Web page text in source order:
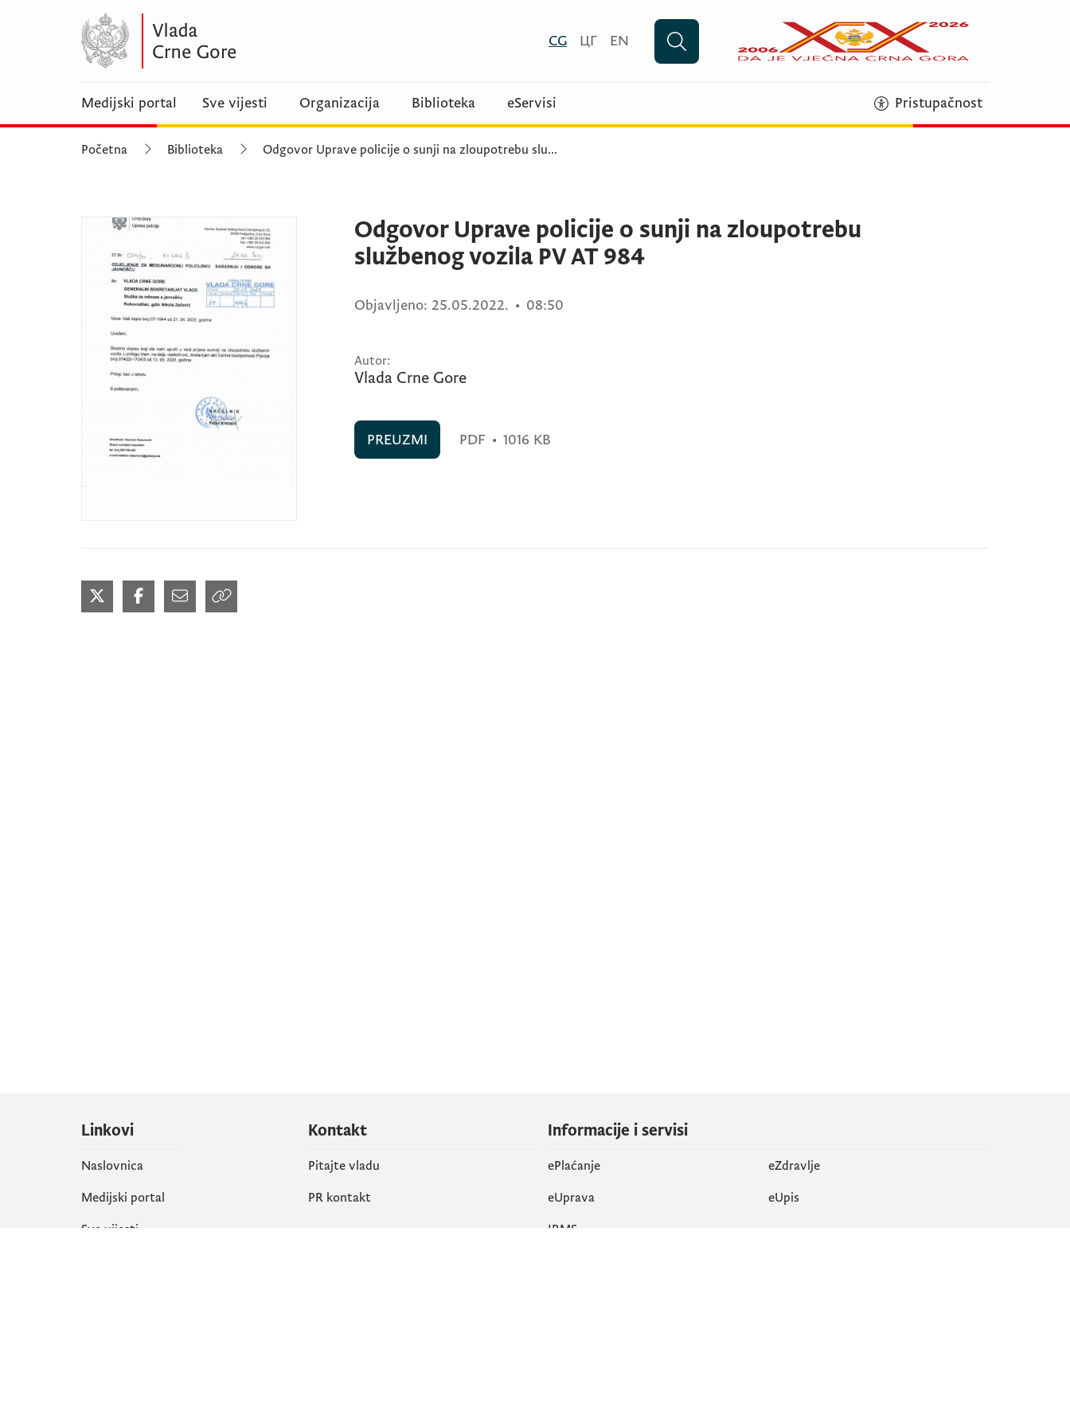
CG ЦГ EN
Medijski portal Sve vijesti Organizacija Biblioteka eServisi Pristupačnost
Početna Biblioteka Odgovor Uprave policije o sunji na zloupotrebu slu...
Odgovor Uprave policije o sunji na zloupotrebu
službenog vozila PV AT 984
Objavljeno: 25.05.2022. • 08:50
Autor:
Vlada Crne Gore
PREUZMI PDF • 1016 KB
Linkovi
Naslovnica
Medijski portal
Sve vijesti
Kontakt
Pitajte vladu
PR kontakt
Informacije i servisi
ePlaćanje
eZdravlje
eUprava
еUpis
IRMS